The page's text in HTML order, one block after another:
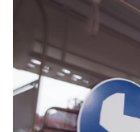
Klicken, um den